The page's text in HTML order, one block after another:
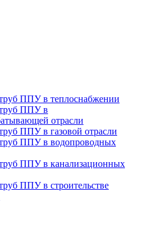
ППУ в теплоснабжении
ППУ в
отрасли
ППУ в газовой отрасли
ППУ в водопроводных
ППУ в канализационных
ППУ в строительстве